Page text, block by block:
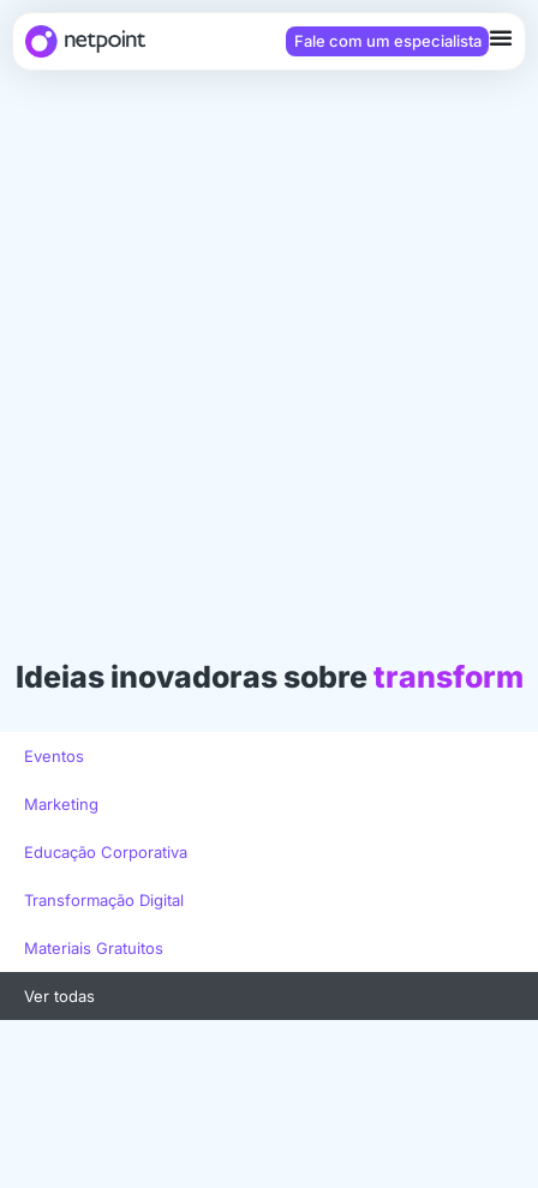
Fale com um especialista
Ideias inovadoras sobre
transformação d
Eventos
Marketing
Educação Corporativa
Transformação Digital
Materiais Gratuitos
Ver todas